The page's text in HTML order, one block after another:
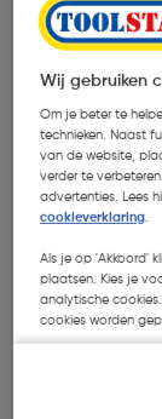
€ 13,77|
Kies
Wij gebruiken
Om je beter te
technieken. Naast
van de website,
verder te
advertenties. Lees
cookieverklaring.
Als je op 'Akkoord'
plaatsen. Kies je
analytische
cookies worden